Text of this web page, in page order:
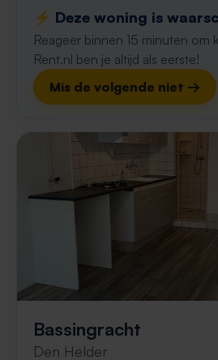
⚡️ Deze woning is
Reageer binnen 15 minuten om
Rent.nl ben je altijd als eerste!
Mis de volgende niet →
Bassingracht
Den Helder